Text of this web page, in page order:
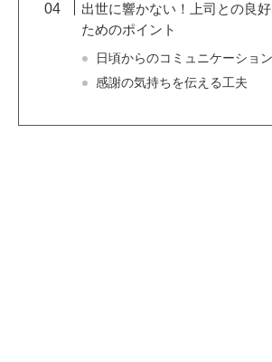
出世に響かない！上司との良
ためのポイント
日頃からのコミュニケーショ
感謝の気持ちを伝える工夫